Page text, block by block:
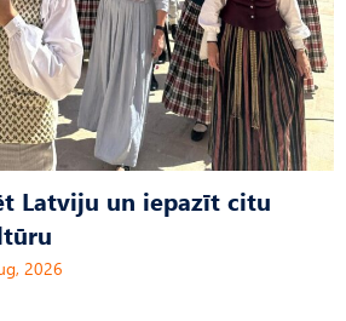
Latviju un iepazīt citu
2026